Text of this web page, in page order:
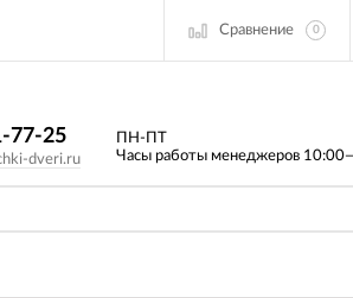
Сравнение 0
77-25
dveri.ru
ПН-ПТ
Часы работы менеджеров